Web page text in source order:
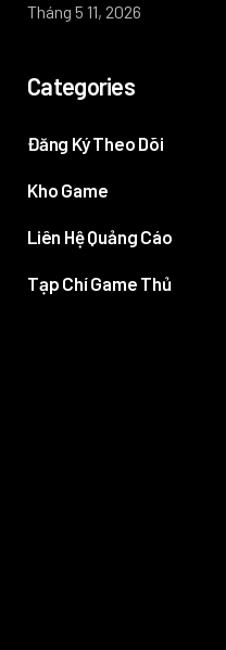
Tháng 5 11, 2026
Categories
Đăng Ký Theo Dõi
Kho Game
Liên Hệ Quảng Cáo
Tạp Chí Game Thủ